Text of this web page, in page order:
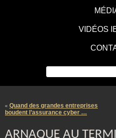
VIDÉOS
« Quand des grandes entreprises
boudent l’assurance cyber …
ARNAQUE AU